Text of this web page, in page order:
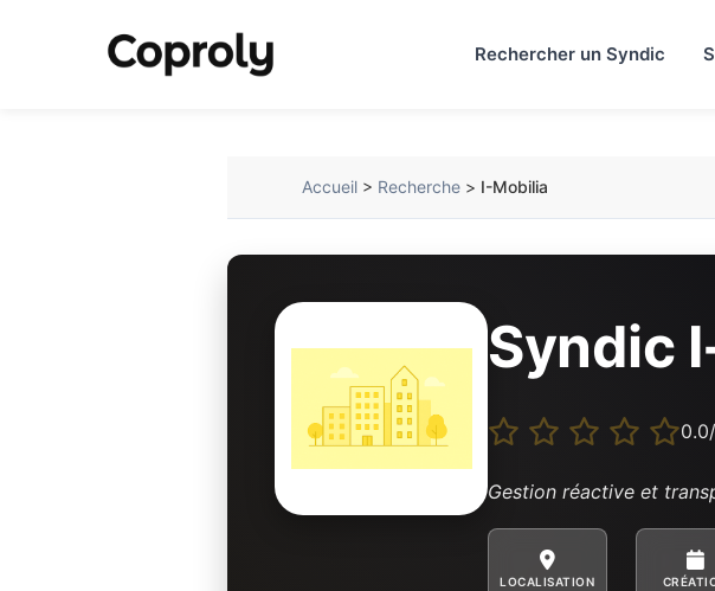
Rechercher un Syndic
Accueil > Recherche > I-Mobilia
Syndic
Gestion réactive et
LOCALISATION